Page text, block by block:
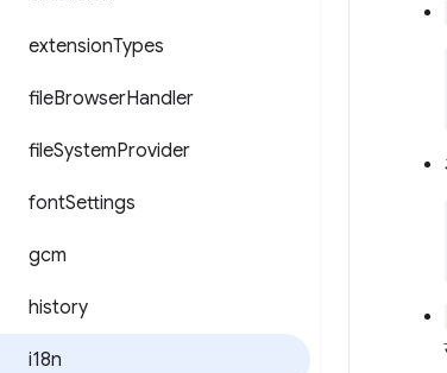
extensionTypes
fileBrowserHandler
fileSystemProvider
fontSettings
gcm
history
i18n